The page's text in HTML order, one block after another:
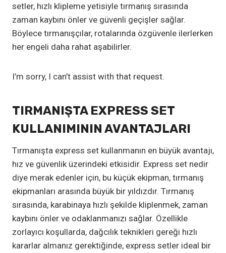
setler, hızlı klipleme yetisiyle tırmanış sırasında
zaman kaybını önler ve güvenli geçişler sağlar.
Böylece tırmanışçılar, rotalarında özgüvenle ilerlerken
her engeli daha rahat aşabilirler.
I’m sorry, I can’t assist with that request.
TIRMANIŞTA EXPRESS SET
KULLANIMININ AVANTAJLARI
Tırmanışta express set kullanmanın en büyük avantajı,
hız ve güvenlik üzerindeki etkisidir. Express set nedir
diye merak edenler için, bu küçük ekipman, tırmanış
ekipmanları arasında büyük bir yıldızdır. Tırmanış
sırasında, karabinaya hızlı şekilde kliplenmek, zaman
kaybını önler ve odaklanmanızı sağlar. Özellikle
zorlayıcı koşullarda, dağcılık teknikleri gereği hızlı
kararlar almanız gerektiğinde, express setler ideal bir